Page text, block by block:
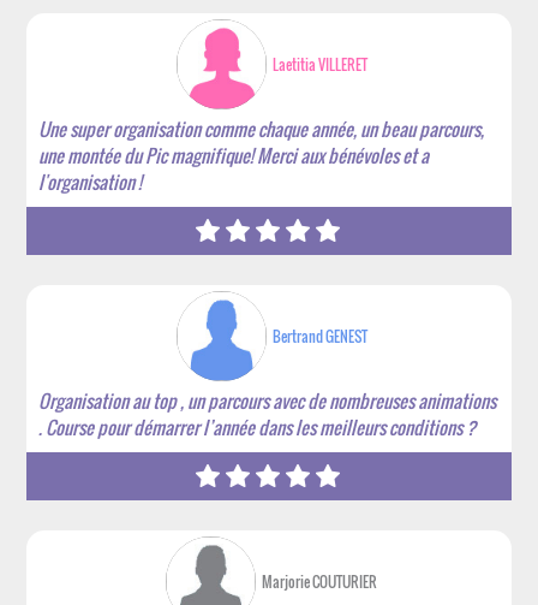
Laetitia VILLERET
Une super organisation comme chaque année, un beau parcours,
une montée du Pic magnifique! Merci aux bénévoles et a
l'organisation !
Bertrand GENEST
Organisation au top , un parcours avec de nombreuses animations
. Course pour démarrer l’année dans les meilleurs conditions ?
Marjorie COUTURIER